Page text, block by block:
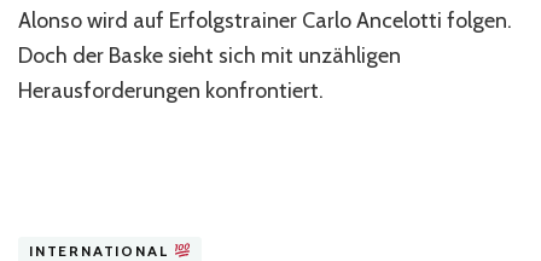
unter
Alonso:
Alles
Alonso wird auf Erfolgstrainer Carlo Ancelotti folgen.
Doch der Baske sieht sich mit unzähligen
Herausforderungen konfrontiert.
INTERNATIONAL